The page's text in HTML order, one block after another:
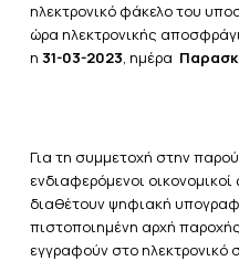
ηλεκτρονικό φάκελο του
ώρα ηλεκτρονικής
η 31-03-2023, ημέρα
Για τη συμμετοχή στην
ενδιαφερόμενοι
διαθέτουν ψηφιακή
πιστοποιημένη αρχή
εγγραφούν στο